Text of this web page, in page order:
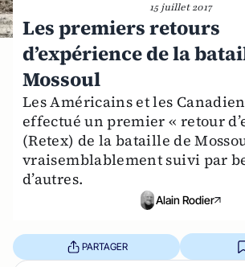
15 juillet 2017
Les premiers retours
d’expérience de la
Mossoul
Les Américains et les
effectué un premier « retour
(Retex) de la bataille de
vraisemblablement suivi par
d’autres.
Alain Rodier
PARTAGER